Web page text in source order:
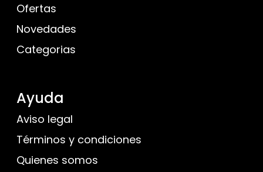
Ofertas
Novedades
Categorias
Ayuda
Aviso legal
Términos y condiciones
Quienes somos